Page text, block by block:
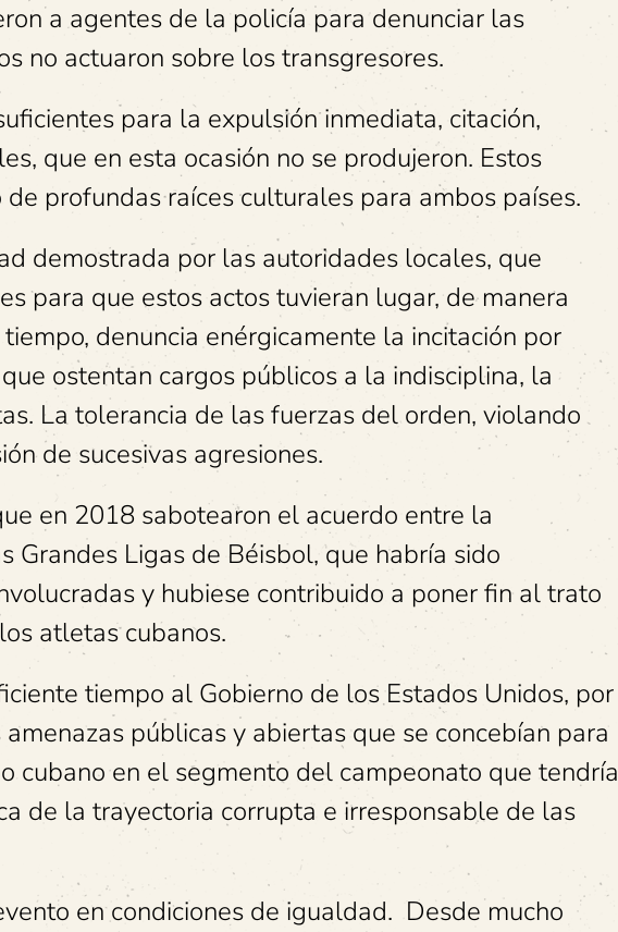
a agentes de la policía para denunciar las
no actuaron sobre los transgresores.
para la expulsión inmediata, citación,
que en esta ocasión no se produjeron. Estos
profundas raíces culturales para ambos países.
demostrada por las autoridades locales, que
para que estos actos tuvieran lugar, de manera
denuncia enérgicamente la incitación por
ostentan cargos públicos a la indisciplina, la
La tolerancia de las fuerzas del orden, violando
de sucesivas agresiones.
en 2018 sabotearon el acuerdo entre la
Grandes Ligas de Béisbol, que habría sido
y hubiese contribuido a poner fin al trato
atletas cubanos.
tiempo al Gobierno de los Estados Unidos, por
públicas y abiertas que se concebían para
cubano en el segmento del campeonato que tendría
de la trayectoria corrupta e irresponsable de las
en condiciones de igualdad. Desde mucho